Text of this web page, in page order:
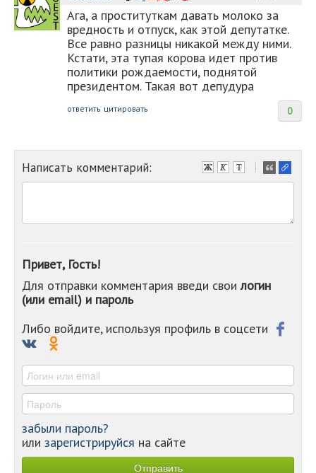
Ага, а проституткам давать молоко за
вредность и отпуск, как этой депутатке.
Все равно разницы никакой между ними.
Кстати, эта тупая корова идет против
политики рождаемости, поднятой
президентом. Такая вот депудура
0
ответить цитировать
Написать комментарий:
-
-
-
-
-
Привет, Гость!
Для отправки комментария введи своилогин
(или email) и пароль
Либо войдите, используя профиль в соцсети
забыли пароль?
или зарегистрируйся на сайте